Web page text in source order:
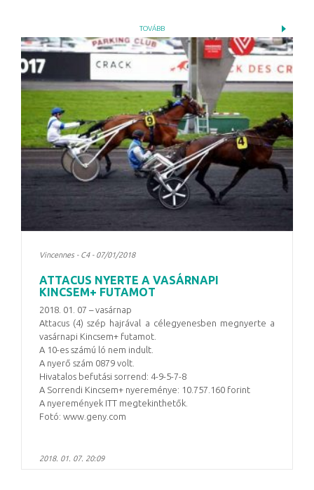
TOVÁBB
Vincennes - C4 - 07/01/2018
ATTACUS NYERTE A VASÁRNAPI
KINCSEM+ FUTAMOT
2018. 01. 07 – vasárnap
Attacus (4) szép hajrával a célegyenesben megnyerte a
vasárnapi Kincsem+ futamot.
A 10-es számú ló nem indult.
A nyerő szám 0879 volt.
Hivatalos befutási sorrend: 4-9-5-7-8
A Sorrendi Kincsem+ nyereménye: 10.757.160 forint
A nyeremények ITT megtekinthetők.
Fotó: www.geny.com
2018. 01. 07. 20:09